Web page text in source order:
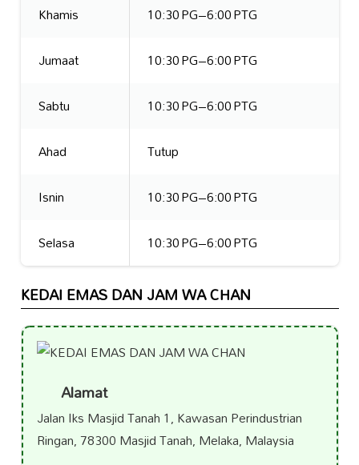
Khamis
10:30 PG–6:00 PTG
Jumaat
10:30 PG–6:00 PTG
Sabtu
10:30 PG–6:00 PTG
Ahad
Tutup
Isnin
10:30 PG–6:00 PTG
Selasa
10:30 PG–6:00 PTG
KEDAI EMAS DAN JAM WA CHAN
Alamat
Jalan Iks Masjid Tanah 1, Kawasan Perindustrian
Ringan, 78300 Masjid Tanah, Melaka, Malaysia